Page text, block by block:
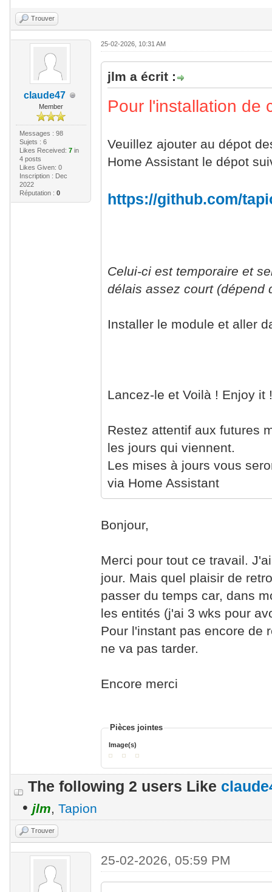
Trouver
claude47
Member
Messages : 98
Sujets : 6
Likes Received: 7in
4 posts
Likes Given: 0
Inscription : Dec
2022
Réputation : 0
25-02-2026, 10:31 AM
jlm a écrit :
Pour l'installation de
Veuillez ajouter au dépot
Home Assistant le dépot
https://github.com/
Celui-ci est temporaire et
délais assez court (dépend
Installer le module et aller
Lancez-le et Voilà ! Enjoy
Restez attentif aux futures
les jours qui viennent.
Les mises à jours vous
via Home Assistant
Bonjour,
Merci pour tout ce travail.
jour. Mais quel plaisir de
passer du temps car, dans
les entités (j'ai 3 wks pour
Pour l'instant pas encore de
ne va pas tarder.
Encore merci
Pièces jointes
Image(s)
The following 2 users Like
• jlm, Tapion
Trouver
25-02-2026, 05:59 PM